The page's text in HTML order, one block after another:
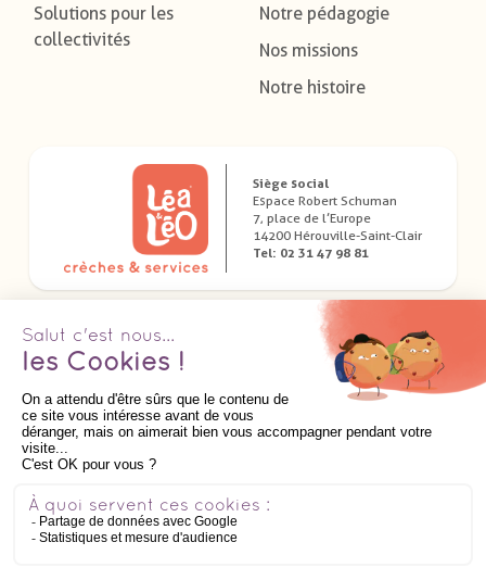
Solutions pour les
collectivités
Notre pédagogie
Nos missions
Notre histoire
Siège social
Espace Robert Schuman
7, place de l’Europe
14200 Hérouville-Saint-Clair
Tel: 02 31 47 98 81
Télécharger nos applications dédiées